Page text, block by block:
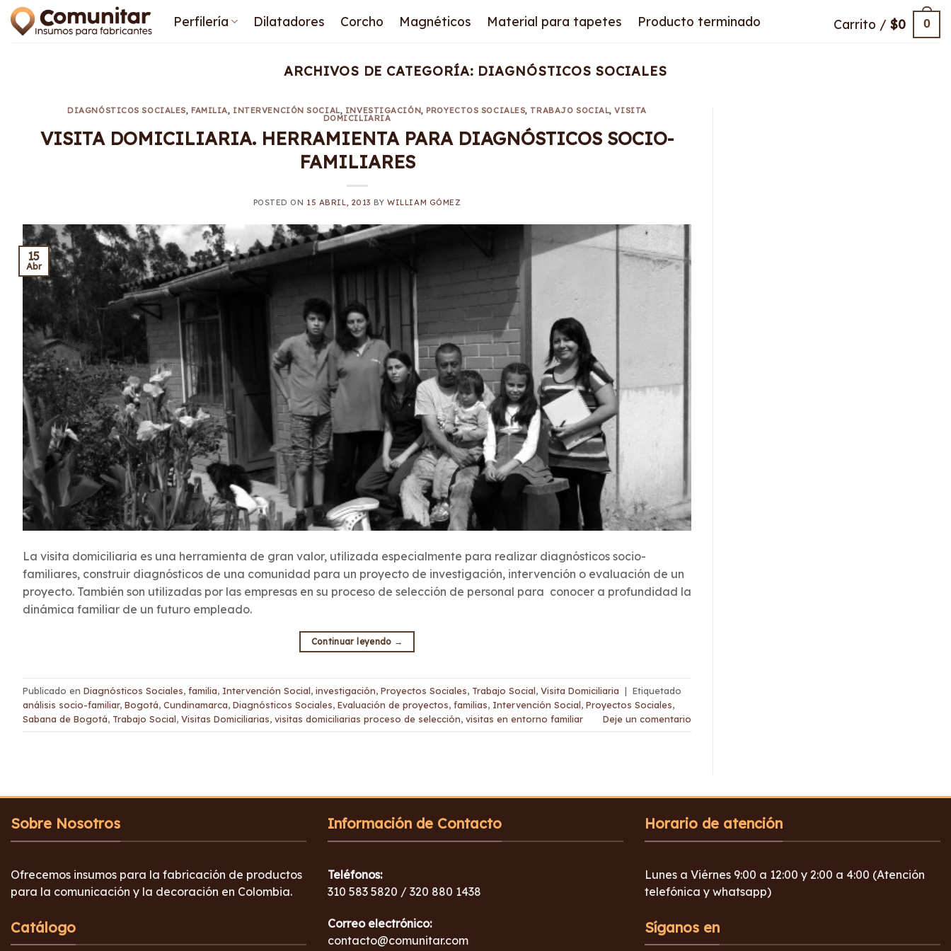
Saltar
Perfilería Dilatadores Corcho Magnéticos Material para tapetes Producto terminado Carrito /$0 0
ARCHIVOS DE CATEGORÍA: DIAGNÓSTICOS SOCIALES
DIAGNÓSTICOS SOCIALES, FAMILIA, INTERVENCIÓN SOCIAL, INVESTIGACIÓN, PROYECTOS SOCIALES, TRABAJO SOCIAL,VISITA
DOMICILIARIA
VISITA DOMICILIARIA. HERRAMIENTA PARA DIAGNÓSTICOS SOCIO-
FAMILIARES
POSTED ON 15 ABRIL, 2013 BYWILLIAM GÓMEZ
15
Abr
La visita domiciliaria es una herramienta de gran valor, utilizada especialmente para realizar diagnósticos socio-
familiares, construir diagnósticos de una comunidad para un proyecto de investigación, intervención o evaluación de un
proyecto. También son utilizadas por las empresas en su proceso de selección de personal para conocer a profundidad la
dinámica familiar de un futuro empleado.
Continuar leyendo →
Publicado en Diagnósticos Sociales, familia, Intervención Social, investigación, Proyectos Sociales, Trabajo Social, Visita Domiciliaria | Etiquetado
análisis socio-familiar, Bogotá, Cundinamarca, Diagnósticos Sociales, Evaluación de proyectos, familias, Intervención Social, Proyectos Sociales,
Sabana de Bogotá, Trabajo Social, Visitas Domiciliarias, visitas domiciliarias proceso de selección, visitas en entorno familiar Deje un comentario
Sobre Nosotros
Ofrecemos insumos para la fabricación de productos
para la comunicación y la decoración en Colombia.
Catálogo
Información de Contacto
Teléfonos:
310 583 5820 / 320 880 1438
Correo electrónico:
contacto@comunitar.com
Horario de atención
Lunes a Viérnes 9:00 a 12:00 y 2:00 a 4:00 (Atención
telefónica y whatsapp)
Síganos en